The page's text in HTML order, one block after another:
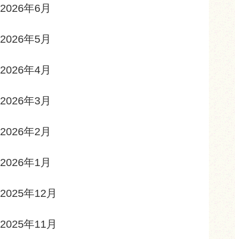
2026年6月
2026年5月
2026年4月
2026年3月
2026年2月
2026年1月
2025年12月
2025年11月